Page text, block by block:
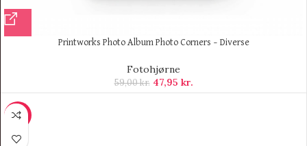
Printworks Photo Album Photo Corners – Diverse
Fotohjørne
59,00kr. 47,95 kr.
-11%